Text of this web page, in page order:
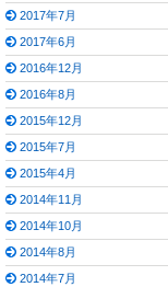
2017年7月
2017年6月
2016年12月
2016年8月
2015年12月
2015年7月
2015年4月
2014年11月
2014年10月
2014年8月
2014年7月